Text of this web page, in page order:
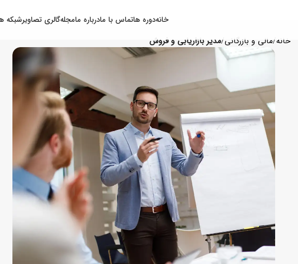
خانهدوره هاتماس با مادرباره مامجلهگالری تصاویرشبکه
خانه مالی و بازرگانی مدیر بازاریابی و فروش